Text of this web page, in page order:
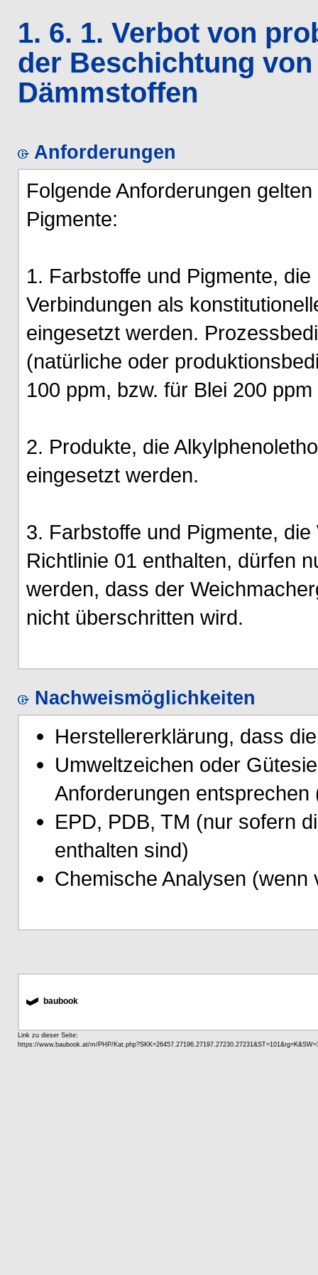
1. 6. 1. Verbot von
der Beschichtung
Dämmstoffen
Anforderungen
Folgende Anforderungen
Pigmente:
1. Farbstoffe und Pigmente,
Verbindungen als
eingesetzt werden.
(natürliche oder
100 ppm, bzw. für Blei 200
2. Produkte, die
eingesetzt werden.
3. Farbstoffe und Pigmente,
Richtlinie 01 enthalten, dürfen
werden, dass der
nicht überschritten wird.
Nachweismöglichkeiten
Herstellererklärung, dass
Umweltzeichen oder
Anforderungen
EPD, PDB, TM (nur sofern
enthalten sind)
Chemische Analysen (wenn
baubook
Link zu dieser Seite: